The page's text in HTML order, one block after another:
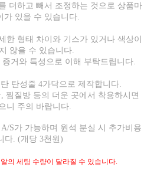
더하고 빼서 조정하는 것으로 상품마
가 있을 수 있습니다.
형태 차이와 기스가 있거나 색상이
않을 수 있습니다.
거와 특성으로 이해 부탁드립니다.
탄성줄 4가닥으로 제작합니다.
찜질방 등의 더운 곳에서 착용하시면
니 주의 바랍니다.
S가 가능하며 원석 분실 시 추가비용
다. (개당 3천원)
의 세팅 수량이 달라질 수 있습니다.